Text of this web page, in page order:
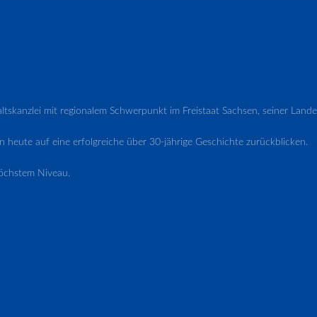
mit regionalem Schwerpunkt im Freistaat Sachsen, seiner
auf eine erfolgreiche über 30-jährige Geschichte zurückblicken.
Niveau.